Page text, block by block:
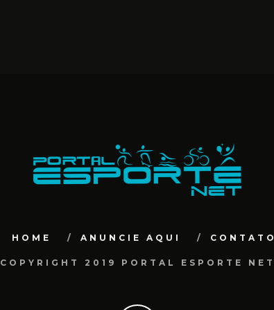
HOME ANUNCIE AQUI CONTATO
COPYRIGHT 2019 PORTAL ESPORTE NET